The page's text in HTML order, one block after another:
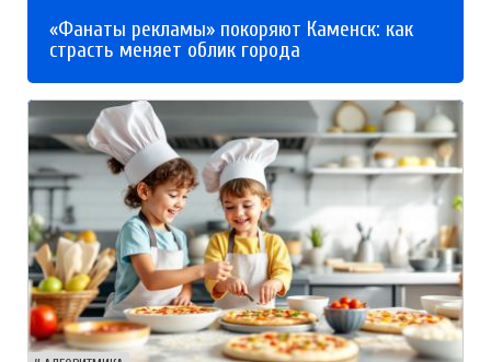
«Фанаты рекламы» покоряют Каменск: как
страсть меняет облик города